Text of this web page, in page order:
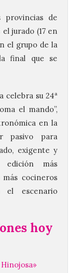
provincias de
jurado (17 en
el grupo de la
final que se
celebra su 24ª
el mando”,
en la
pasivo para
exigente y
más
cocineros
el escenario
hoy
Hinojosa»